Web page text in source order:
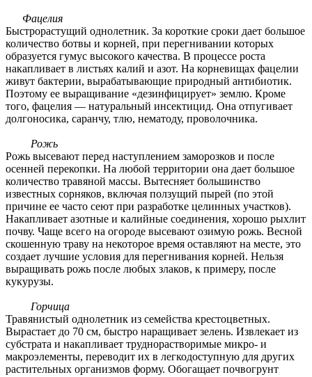
Фацелия
Быстрорастущий однолетник. За короткие сроки дает большое
количество ботвы и корней, при перегнивании которых
образуется гумус высокого качества. В процессе роста
накапливает в листьях калий и азот. На корневищах фацелии
живут бактерии, вырабатывающие природный антибиотик.
Поэтому ее выращивание «дезинфицирует» землю. Кроме
того, фацелия — натуральный инсектицид. Она отпугивает
долгоносика, саранчу, тлю, нематоду, проволочника.
Рожь
Рожь высевают перед наступлением заморозков и после
осенней перекопки. На любой территории она дает большое
количество травяной массы. Вытесняет большинство
известных сорняков, включая ползущий пырей (по этой
причине ее часто сеют при разработке целинных участков).
Накапливает азотные и калийные соединения, хорошо рыхлит
почву. Чаще всего на огороде высевают озимую рожь. Весной
скошенную траву на некоторое время оставляют на месте, это
создает лучшие условия для перегнивания корней. Нельзя
выращивать рожь после любых злаков, к примеру, после
кукурузы.
Горчица
Травянистый однолетник из семейства крестоцветных.
Вырастает до 70 см, быстро наращивает зелень. Извлекает из
субстрата и накапливает труднорастворимые микро- и
макроэлементы, переводит их в легкодоступную для других
растительных организмов форму. Обогащает почвогрунт